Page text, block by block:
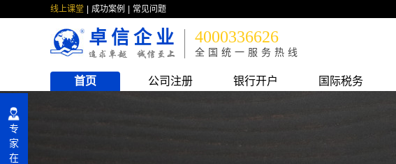
线上课堂 成功案例 常见问题
卓信企业 4000336626
全国统一服务热线
首页 公司注册 银行开户 国际税务
专
家
在